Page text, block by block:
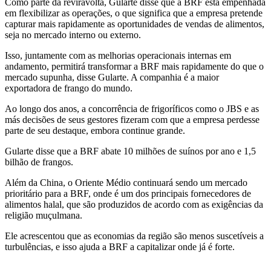
em flexibilizar as operações, o que significa que a empresa pretende
capturar mais rapidamente as oportunidades de vendas de alimentos,
seja no mercado interno ou externo.
Isso, juntamente com as melhorias operacionais internas em
andamento, permitirá transformar a BRF mais rapidamente do que o
mercado supunha, disse Gularte. A companhia é a maior
exportadora de frango do mundo.
Ao longo dos anos, a concorrência de frigoríficos como o JBS e as
más decisões de seus gestores fizeram com que a empresa perdesse
parte de seu destaque, embora continue grande.
Gularte disse que a BRF abate 10 milhões de suínos por ano e 1,5
bilhão de frangos.
Além da China, o Oriente Médio continuará sendo um mercado
prioritário para a BRF, onde é um dos principais fornecedores de
alimentos halal, que são produzidos de acordo com as exigências da
religião muçulmana.
Ele acrescentou que as economias da região são menos suscetíveis a
turbulências, e isso ajuda a BRF a capitalizar onde já é forte.